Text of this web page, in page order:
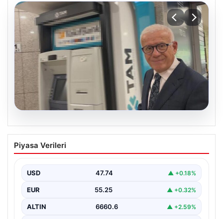
06.08.2026
Ertuğrul Özkök ifade verdi. “Aklımın
ucundan bile geçmez”
Piyasa Verileri
USD 47.74 ▲ +0.18%
EUR 55.25 ▲ +0.32%
ALTIN 6660.6 ▲ +2.59%